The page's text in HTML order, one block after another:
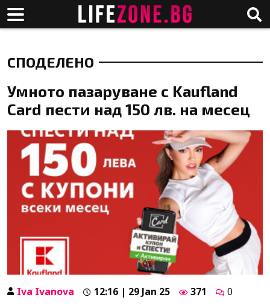
СПОДЕЛЕНО
Умното пазаруване с Kaufland
Card пести над 150 лв. на месец
Iva Ivanova 12:16 | 29 Jan 25 371 0